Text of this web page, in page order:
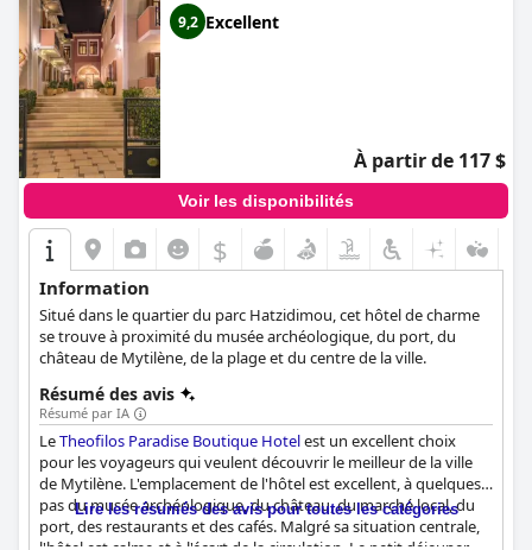
9,2 Excellent
À partir de 117 $
Voir les disponibilités
$
Information
Situé dans le quartier du parc Hatzidimou, cet hôtel de charme
se trouve à proximité du musée archéologique, du port, du
château de Mytilène, de la plage et du centre de la ville.
Résumé des avis
Résumé par IA
LeTheofilos Paradise Boutique Hotelest un excellent choix
pour les voyageurs qui veulent découvrir le meilleur de la ville
de Mytilène. L'emplacement de l'hôtel est excellent, à quelques
pas du musée archéologique, du château, du marché local, du
port, des restaurants et des cafés. Malgré sa situation centrale,
Lire les résumés des avis pour toutes les catégories